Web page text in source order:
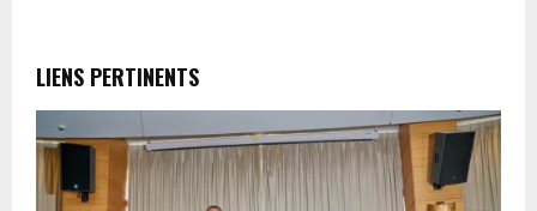
LIENS PERTINENTS